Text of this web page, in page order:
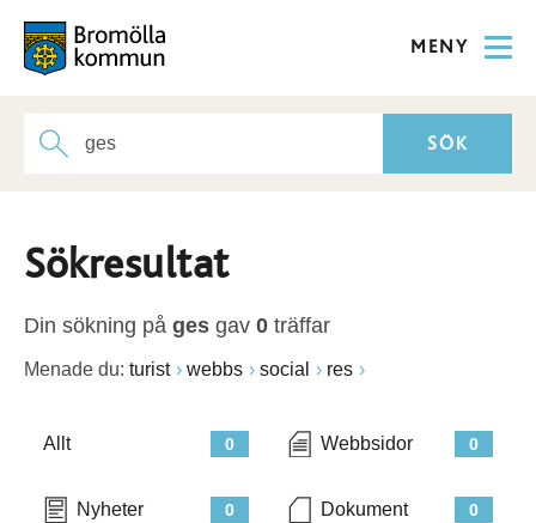
MENY
Sökresultat
Din sökning på ges gav 0 träffar
Menade du: turist webbs social res
0
Allt 0
Webbsidor
0
Nyheter 0
Dokument